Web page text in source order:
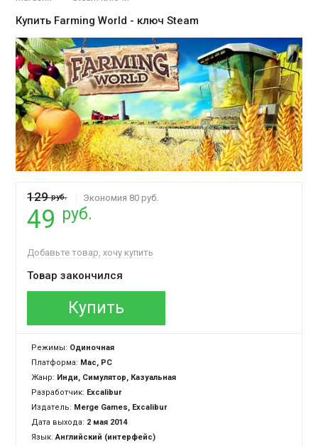
Купить Farming World - ключ Steam
129руб. Экономия 80 руб.
49 руб.
Добавьте товар, хочу купить
Товар закончился
Купить
Режимы: Одиночная
Платформа: Mac, PC
Жанр: Инди, Симулятор, Казуальная
Разработчик: Excalibur
Издатель: Merge Games, Excalibur
Дата выхода: 2 мая 2014
Язык:Английский (интерфейс)